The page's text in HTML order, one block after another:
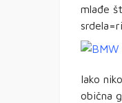
mlađe
Iako
obična